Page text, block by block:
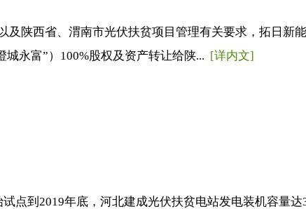
陕西省、渭南市光伏扶贫项目管理有关要求，拓日新
永富”）100%股权及资产转让给陕... [详内文]
点到2019年底，河北建成光伏扶贫电站发电装机容量达